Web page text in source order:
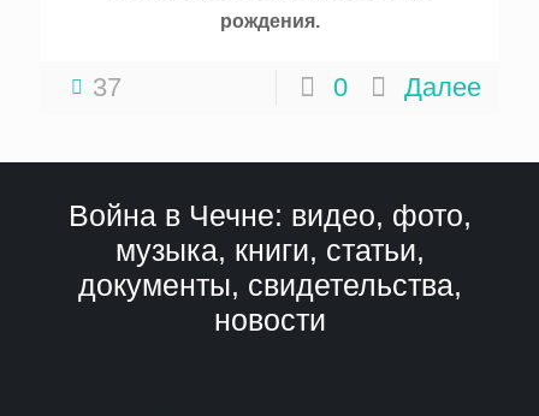
рождения.
37 0 Далее
Война в Чечне: видео, фото,
музыка, книги, статьи,
документы, свидетельства,
новости